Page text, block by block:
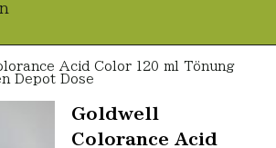
Acid Color 120 ml Tönung
Depot Dose
Goldwell
Colorance Acid